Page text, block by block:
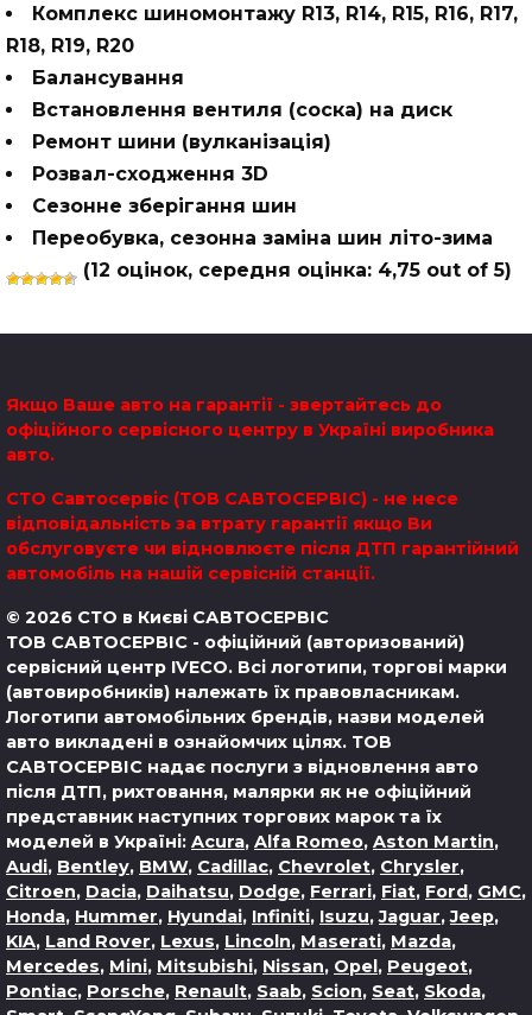
Комплекс шиномонтажу R13, R14, R15, R16, R17,
R18, R19, R20
Балансування
Встановлення вентиля (соска) на диск
Ремонт шини (вулканізація)
Розвал-сходження 3D
Сезонне зберігання шин
Переобувка, сезонна заміна шин літо-зима
(12 оцінок, середня оцінка: 4,75 out of 5)
Якщо Ваше авто на гарантії - звертайтесь до
офіційного сервісного центру в Україні виробника
авто.
СТО Савтосервіс (ТОВ САВТОСЕРВІС) - не несе
відповідальність за втрату гарантії якщо Ви
обслуговуєте чи відновлюєте після ДТП гарантійний
автомобіль на нашій сервісній станції.
© 2026 СТО в Києві САВТОСЕРВІС
ТОВ САВТОСЕРВІС - офіційний (авторизований)
сервісний центр IVECO. Всі логотипи, торгові марки
(автовиробників) належать їх правовласникам.
Логотипи автомобільних брендів, назви моделей
авто викладені в ознайомчих цілях. ТОВ
САВТОСЕРВІС надає послуги з відновлення авто
після ДТП, рихтовання, малярки як не офіційний
представник наступних торгових марок та їх
моделей в Україні: Acura, Alfa Romeo, Aston Martin,
Audi, Bentley, BMW, Cadillac, Chevrolet, Chrysler,
Citroen, Dacia, Daihatsu, Dodge, Ferrari, Fiat, Ford, GMC,
Honda, Hummer, Hyundai, Infiniti, Isuzu,Jaguar,Jeep,
KIA, Land Rover, Lexus, Lincoln, Maserati, Mazda,
Mercedes, Mini, Mitsubishi, Nissan, Opel, Peugeot,
Pontiac, Porsche, Renault, Saab, Scion, Seat, Skoda,